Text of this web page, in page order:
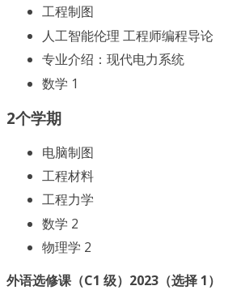
工程制图
人工智能伦理 工程师编程导论
专业介绍：现代电力系统
数学 1
2个学期
电脑制图
工程材料
工程力学
数学 2
物理学 2
外语选修课（C1 级）2023（选择 1）